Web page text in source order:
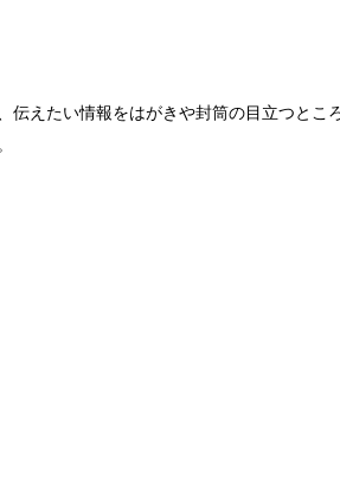
伝えたい情報をはがきや封筒の目立つとこ